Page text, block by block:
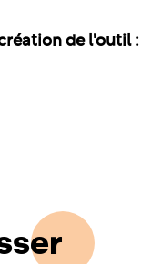
de l'outil :